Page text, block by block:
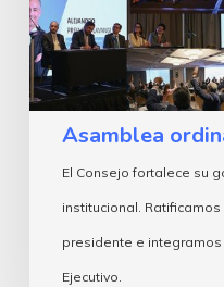
Asamblea
El Consejo fortalece su
institucional.
presidente e integramos
Ejecutivo.